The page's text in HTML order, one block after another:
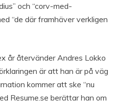
och “corv-med-
“de där framhäver verkligen
år återvänder Andres Lokko
är att han är på väg
kommer att ske “nu
Resume.se berättar han om